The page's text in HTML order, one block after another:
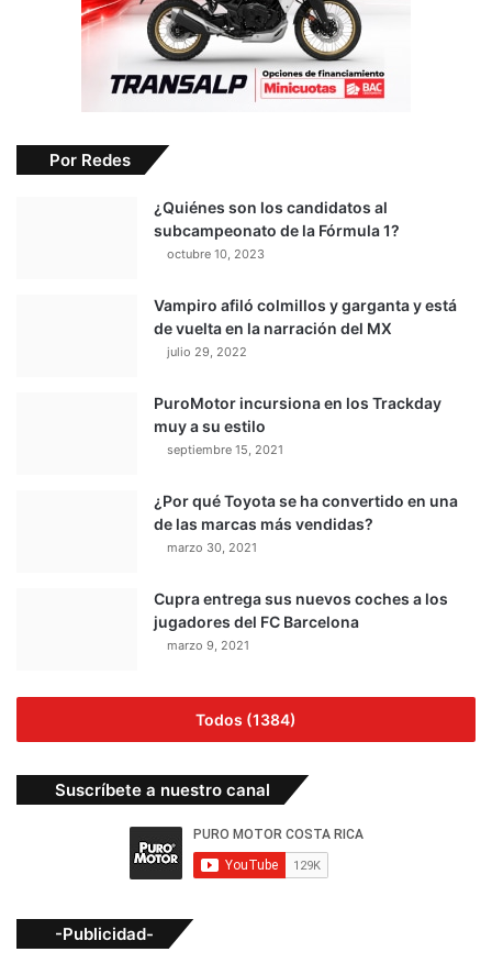
Por Redes
¿Quiénes son los candidatos al
subcampeonato de la Fórmula 1?
octubre 10, 2023
Vampiro afiló colmillos y garganta y está
de vuelta en la narración del MX
julio 29, 2022
PuroMotor incursiona en los Trackday
muy a su estilo
septiembre 15, 2021
¿Por qué Toyota se ha convertido en una
de las marcas más vendidas?
marzo 30, 2021
Cupra entrega sus nuevos coches a los
jugadores del FC Barcelona
marzo 9, 2021
Todos (1384)
Suscríbete a nuestro canal
-Publicidad-